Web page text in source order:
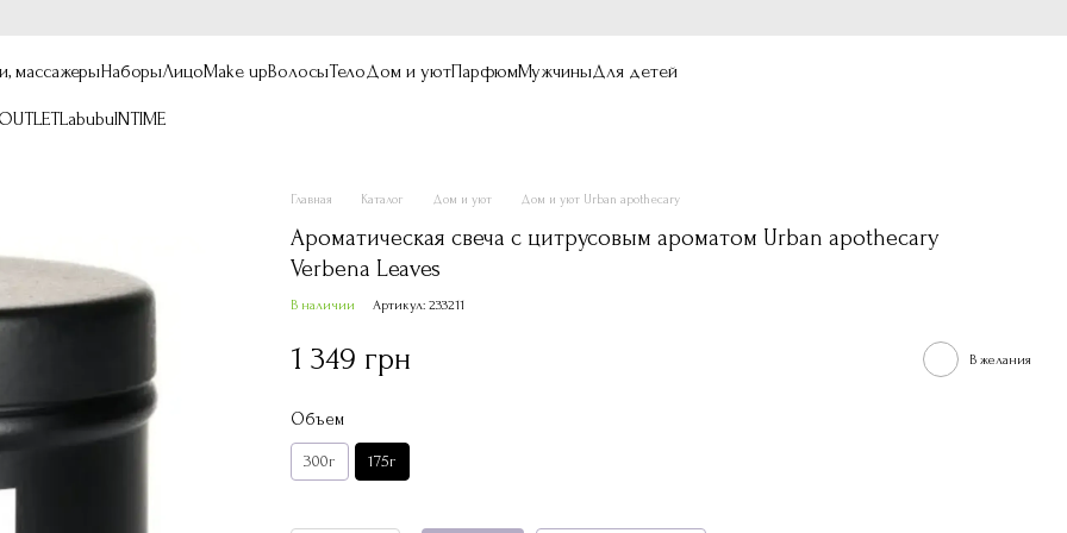
массажерыНаборыЛицоMake upВолосыТелоДом и уютПарфюмМужчиныДля детей
OUTLETLabubuINTIME
Главная Каталог Дом и уют Дом и уют Urban apothecary
Ароматическая свеча с цитрусовым ароматом Urban apothecary
Verbena Leaves
В наличии Артикул: 233211
1 349 грн В желания
Объем
300г 175г